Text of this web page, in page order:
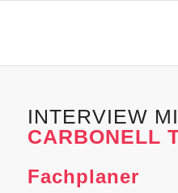
INTERVIEW
CARBONELL
Fachplaner